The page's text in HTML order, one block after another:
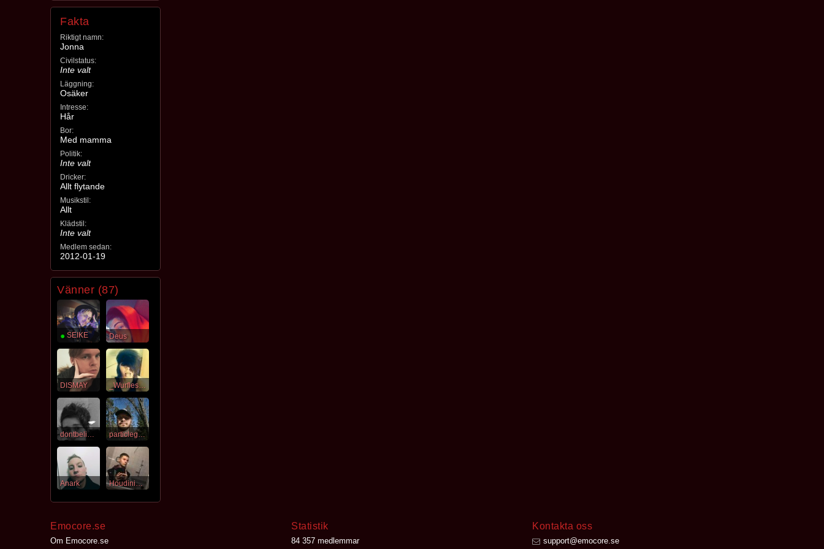
Fakta
Riktigt namn:
Jonna
Civilstatus:
Inte valt
Läggning:
Osäker
Intresse:
Hår
Bor:
Med mamma
Politik:
Inte valt
Dricker:
Allt flytande
Musikstil:
Allt
Klädstil:
Inte valt
Medlem sedan:
2012-01-19
Vänner (87)
● SEIKE Deus
DISMAY _Wurfless_
dontbelieveit96 particleghost
Anark Houdini_brother
Emocore.se
Om Emocore.se
Statistik
84 357 medlemmar
Kontakta oss
support@emocore.se